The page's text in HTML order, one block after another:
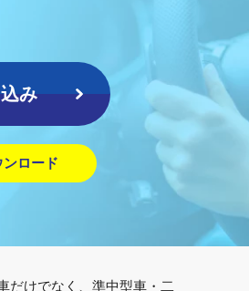
み
ンロード
だけでなく、準中型車・二